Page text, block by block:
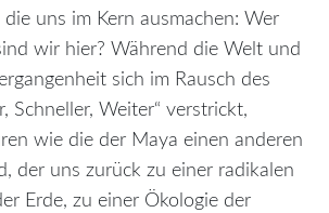
die uns im Kern ausmachen: Wer
wir hier? Während die Welt und
sich im Rausch des
Schneller, Weiter“ verstrickt,
wie die der Maya einen anderen
der uns zurück zu einer radikalen
Erde, zu einer Ökologie der